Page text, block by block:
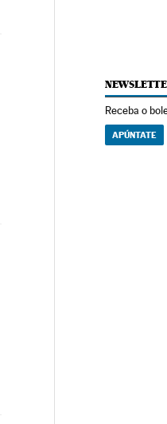
Receba o
APÚNTATE